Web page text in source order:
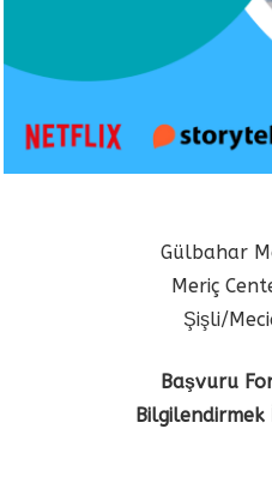
Gülbahar
Meriç
Şişli/
Başvuru
Bilgilendirmek